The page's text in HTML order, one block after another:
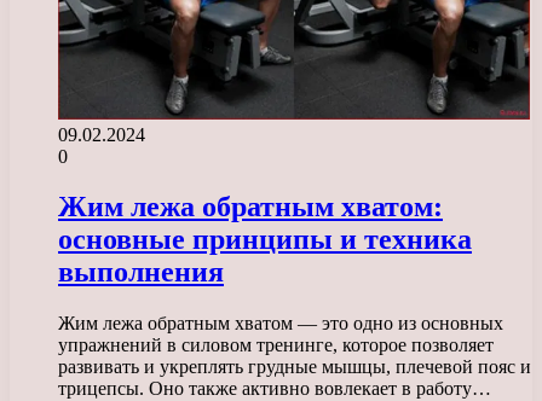
09.02.2024
0
Жим лежа обратным хватом:
основные принципы и техника
выполнения
Жим лежа обратным хватом — это одно из основных
упражнений в силовом тренинге, которое позволяет
развивать и укреплять грудные мышцы, плечевой пояс и
трицепсы. Оно также активно вовлекает в работу…